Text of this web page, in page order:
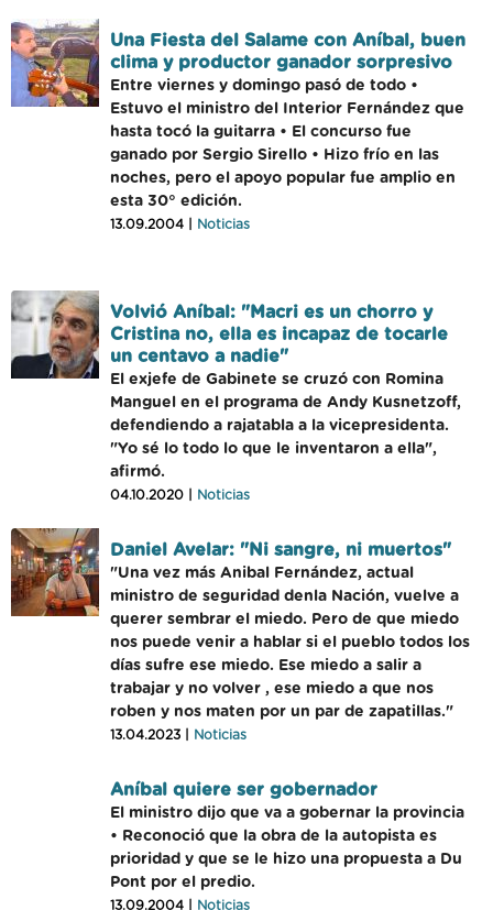
Una Fiesta del Salame con Aníbal, buen
clima y productor ganador sorpresivo
Entre viernes y domingo pasó de todo •
Estuvo el ministro del Interior Fernández que
hasta tocó la guitarra • El concurso fue
ganado por Sergio Sirello • Hizo frío en las
noches, pero el apoyo popular fue amplio en
esta 30° edición.
13.09.2004 | Noticias
Volvió Aníbal: "Macri es un chorro y
Cristina no, ella es incapaz de tocarle
un centavo a nadie"
El exjefe de Gabinete se cruzó con Romina
Manguel en el programa de Andy Kusnetzoff,
defendiendo a rajatabla a la vicepresidenta.
"Yo sé lo todo lo que le inventaron a ella",
afirmó.
04.10.2020 | Noticias
Daniel Avelar: "Ni sangre, ni muertos"
"Una vez más Anibal Fernández, actual
ministro de seguridad denla Nación, vuelve a
querer sembrar el miedo. Pero de que miedo
nos puede venir a hablar si el pueblo todos los
días sufre ese miedo. Ese miedo a salir a
trabajar y no volver , ese miedo a que nos
roben y nos maten por un par de zapatillas."
13.04.2023 | Noticias
Aníbal quiere ser gobernador
El ministro dijo que va a gobernar la provincia
• Reconoció que la obra de la autopista es
prioridad y que se le hizo una propuesta a Du
Pont por el predio.
13.09.2004 | Noticias